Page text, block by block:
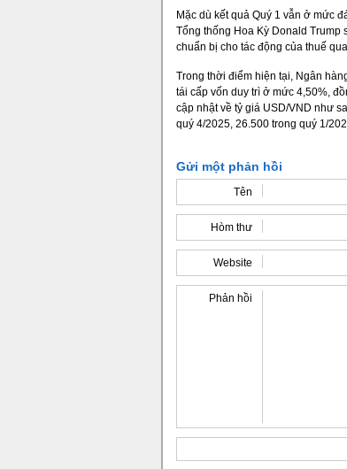
Mặc dù kết quả Quý 1 vẫn ở mức
Tổng thống Hoa Kỳ Donald Trump
chuẩn bị cho tác động của thuế
Trong thời điểm hiện tại, Ngân
tái cấp vốn duy trì ở mức 4,50%,
cập nhật về tỷ giá USD/VND như
quý 4/2025, 26.500 trong quý 1/
Gửi một phản hồi
Tên
Hòm thư
Website
Phản hồi